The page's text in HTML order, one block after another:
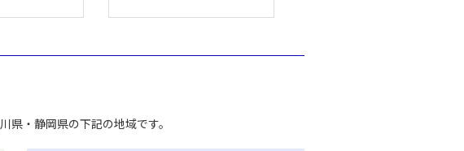
県・静岡県の下記の地域です。